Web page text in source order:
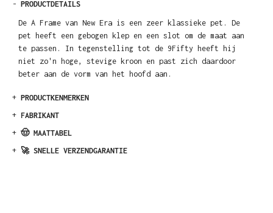
- PRODUCTDETAILS
De A Frame van New Era is een zeer klassieke pet. De
pet heeft een gebogen klep en een slot om de maat aan
te passen. In tegenstelling tot de 9Fifty heeft hij
niet zo'n hoge, stevige kroon en past zich daardoor
beter aan de vorm van het hoofd aan.
+ PRODUCTKENMERKEN
+ FABRIKANT
+ 🤠 MAATTABEL
+ 🚀 SNELLE VERZENDGARANTIE